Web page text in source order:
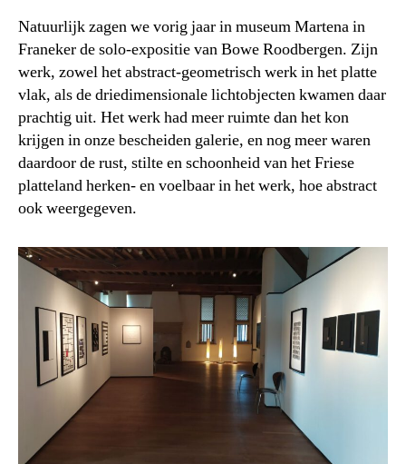
Natuurlijk zagen we vorig jaar in museum Martena in
Franeker de solo-expositie van Bowe Roodbergen. Zijn
werk, zowel het abstract-geometrisch werk in het platte
vlak, als de driedimensionale lichtobjecten kwamen daar
prachtig uit. Het werk had meer ruimte dan het kon
krijgen in onze bescheiden galerie, en nog meer waren
daardoor de rust, stilte en schoonheid van het Friese
platteland herken- en voelbaar in het werk, hoe abstract
ook weergegeven.